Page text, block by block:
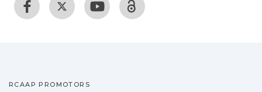
RCAAP PROMOTORS